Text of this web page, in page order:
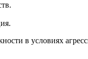
в условиях